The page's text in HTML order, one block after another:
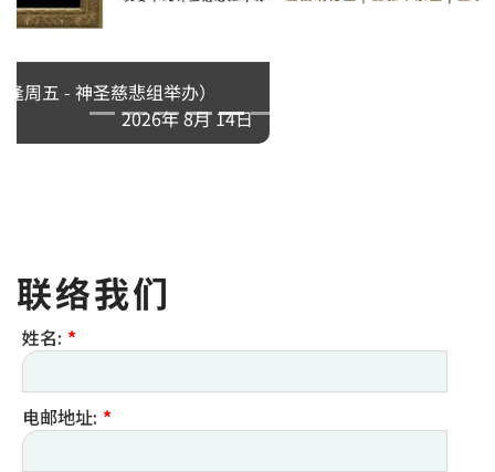
弥撒的真实意义 （不只是仪式）
联络我们
姓名: *
电邮地址: *